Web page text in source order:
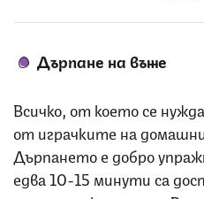
Дърпане на въже
Всичко, от което се
от играчките на
Дърпането е добро
едва 10-15 минути са